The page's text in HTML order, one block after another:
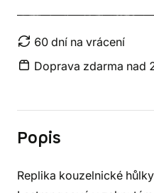
60 dní na vrácení
Doprava zdarma nad
Popis
Replika kouzelnické